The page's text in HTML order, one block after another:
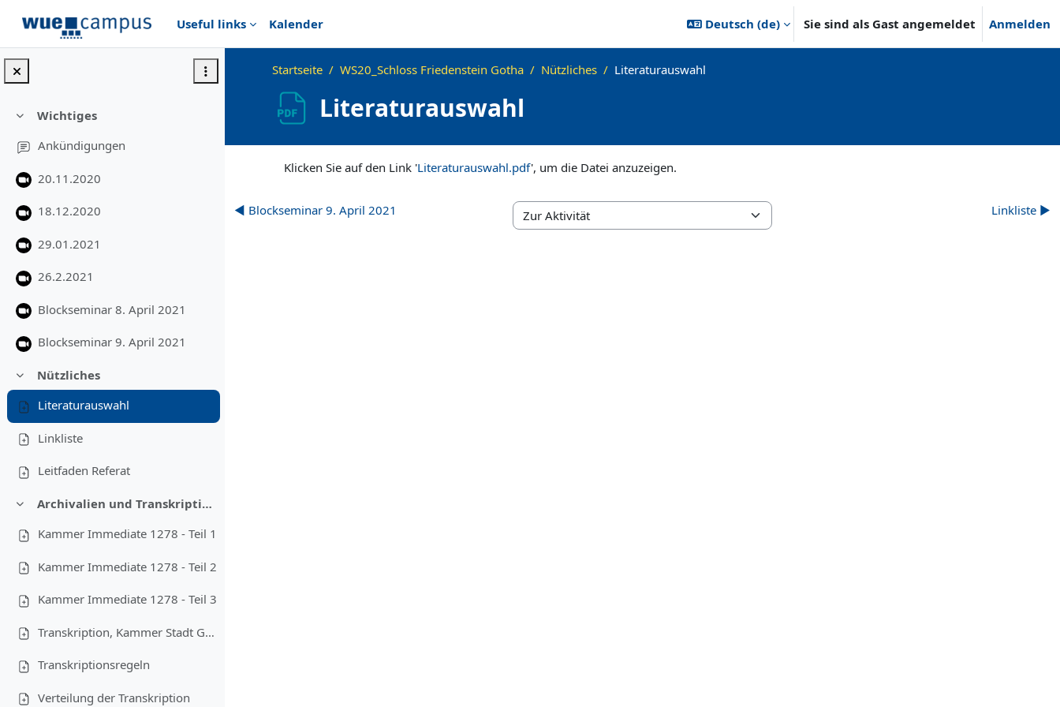
Useful links
Kalender Deutsch ‎(de)‎ Sie sind als Gast angemeldet Anmelden
Einklappen
Wichtiges
Ankündigungen
20.11.2020
18.12.2020
29.01.2021
26.2.2021
Blockseminar 8. April 2021
Blockseminar 9. April 2021
Einklappen
Nützliches
Literaturauswahl
Linkliste
Leitfaden Referat
Einklappen
Archivalien und Transkriptionsregeln
Kammer Immediate 1278 - Teil 1
Kammer Immediate 1278 - Teil 2
Kammer Immediate 1278 - Teil 3
Transkription, Kammer Stadt Gotha 471
Transkriptionsregeln
Verteilung der Transkription
Startseite WS20_Schloss Friedenstein Gotha Nützliches Literaturauswahl
Literaturauswahl
Klicken Sie auf den Link 'Literaturauswahl.pdf', um die Datei anzuzeigen.
◀︎ Blockseminar 9. April 2021
Zur Aktivität
Linkliste ▶︎